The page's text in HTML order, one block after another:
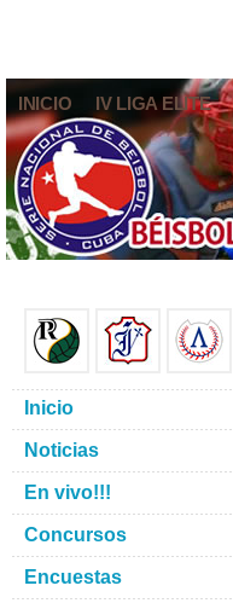
INICIO IV LIGA ELITE
Inicio
Noticias
En vivo!!!
Concursos
Encuestas